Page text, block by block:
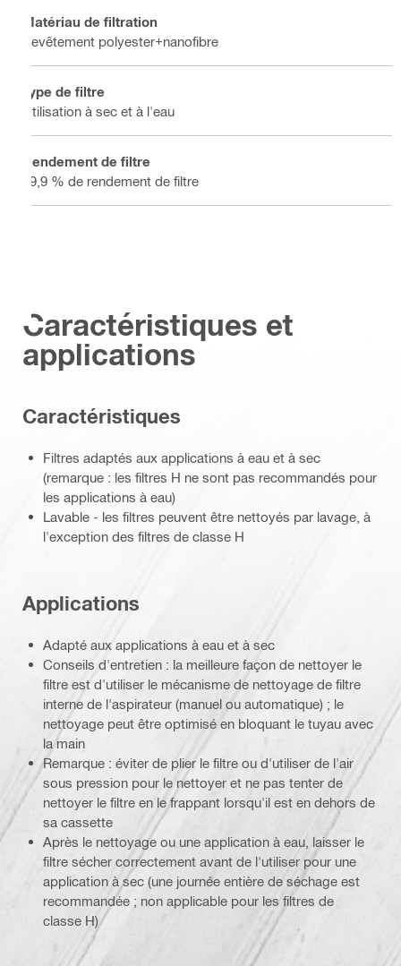
Matériau de filtration
Revêtement polyester+nanofibre
Type de filtre
Utilisation à sec et à l'eau
Rendement de filtre
99,9 % de rendement de filtre
Caractéristiques et
applications
Caractéristiques
Filtres adaptés aux applications à eau et à sec
(remarque : les filtres H ne sont pas recommandés pour
les applications à eau)
Lavable - les filtres peuvent être nettoyés par lavage, à
l'exception des filtres de classe H
Applications
Adapté aux applications à eau et à sec
Conseils d'entretien : la meilleure façon de nettoyer le
filtre est d'utiliser le mécanisme de nettoyage de filtre
interne de l'aspirateur (manuel ou automatique) ; le
nettoyage peut être optimisé en bloquant le tuyau avec
la main
Remarque : éviter de plier le filtre ou d'utiliser de l'air
sous pression pour le nettoyer et ne pas tenter de
nettoyer le filtre en le frappant lorsqu'il est en dehors de
sa cassette
Après le nettoyage ou une application à eau, laisser le
filtre sécher correctement avant de l'utiliser pour une
application à sec (une journée entière de séchage est
recommandée ; non applicable pour les filtres de
classe H)